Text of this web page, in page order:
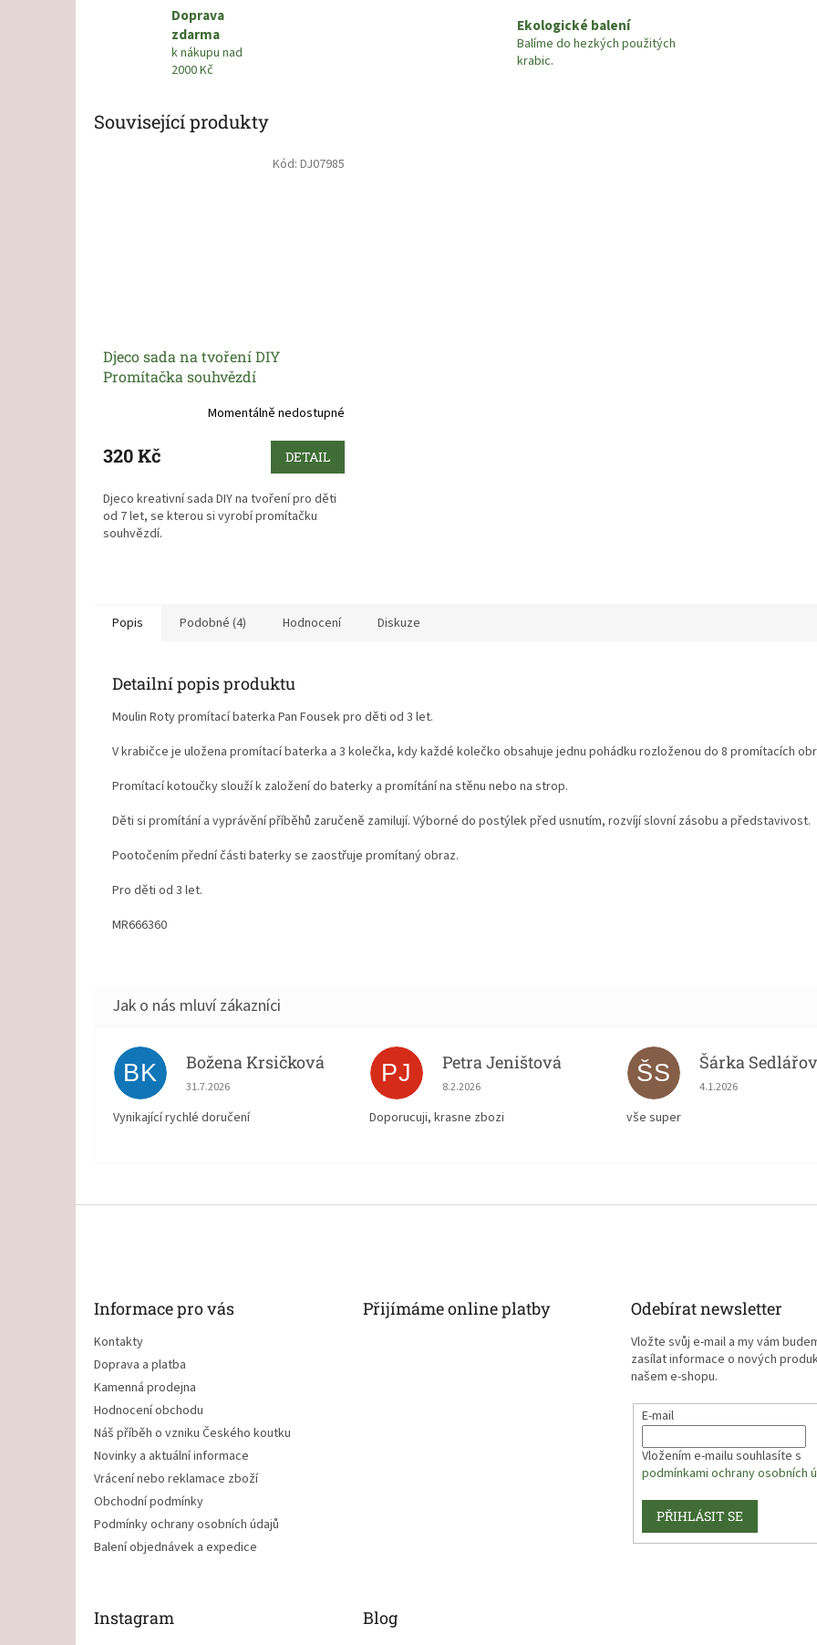
Doprava
zdarma
k nákupu nad
2000 Kč
Ekologické balení
Balíme do hezkých použitých
krabic.
Související produkty
Djeco sada na tvoření DIY
Promítačka souhvězdí
Momentálně nedostupné
320 Kč DETAIL
Djeco kreativní sada DIY na tvoření pro děti
od 7 let, se kterou si vyrobí promítačku
souhvězdí.
Kód: DJ07985
Popis Podobné (4) Hodnocení Diskuze
Detailní popis produktu
Moulin Roty promítací baterka Pan Fousek pro děti od 3 let.
V krabičce je uložena promítací baterka a 3 kolečka, kdy každé kolečko obsahuje jednu pohádku rozloženou do 8 promítacích
Promítací kotoučky slouží k založení do baterky a promítání na stěnu nebo na strop.
Děti si promítání a vyprávění příběhů zaručeně zamilují. Výborné do postýlek před usnutím, rozvíjí slovní zásobu a představivost.
Pootočením přední části baterky se zaostřuje promítaný obraz.
Pro děti od 3 let.
MR666360
BK Božena Krsičková
Hodnocení obchodu je 5 z 5 hvězdiček.
31.7.2026
Vynikající rychlé doručení
PJ Petra Jeništová
Hodnocení obchodu je 5 z 5 hvězdiček.
8.2.2026
Doporucuji, krasne zbozi
ŠS Šárka
Hodnocení obchodu
4.1.2026
vše super
Informace pro vás
Kontakty
Doprava a platba
Kamenná prodejna
Hodnocení obchodu
Náš příběh o vzniku Českého koutku
Novinky a aktuální informace
Vrácení nebo reklamace zboží
Obchodní podmínky
Podmínky ochrany osobních údajů
Balení objednávek a expedice
Přijímáme online platby Odebírat newsletter
Vložte svůj e-mail a my vám
zasílat informace o nových
našem e-shopu.
E-mail
Vložením e-mailu souhlasíte s
podmínkami ochrany osobních
PŘIHLÁSIT SE
Instagram Blog